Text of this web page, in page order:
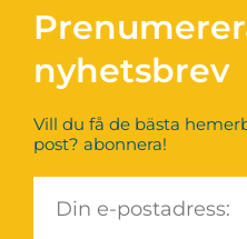
nyhetsbrev
Vill du få de bästa
post? abonnera!